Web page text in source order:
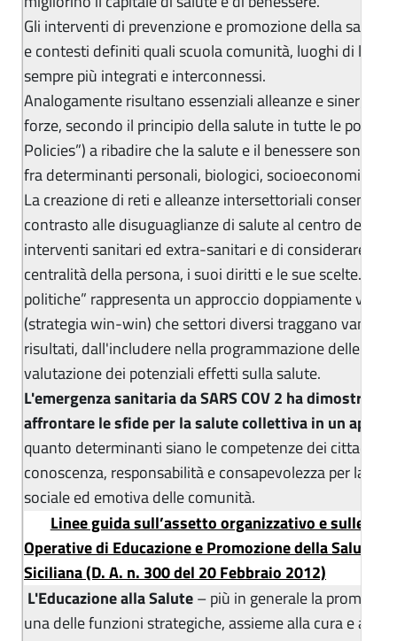
Gli interventi di prevenzione e promozione della salute
e contesti definiti quali scuola comunità, luoghi di
sempre più integrati e interconnessi.
Analogamente risultano essenziali alleanze e sinergie
forze, secondo il principio della salute in tutte le
Policies”) a ribadire che la salute e il benessere sono il
fra determinanti personali, biologici, socioeconomici e
La creazione di reti e alleanze intersettoriali consente
contrasto alle disuguaglianze di salute al centro delle
interventi sanitari ed extra-sanitari e di considerare in
centralità della persona, i suoi diritti e le sue scelte. La
politiche” rappresenta un approccio doppiamente
(strategia win-win) che settori diversi traggano
risultati, dall'includere nella programmazione delle
valutazione dei potenziali effetti sulla salute.
L'emergenza sanitaria da SARS COV 2 ha
affrontare le sfide per la salute collettiva in un
quanto determinanti siano le competenze dei cittadini
conoscenza, responsabilità e consapevolezza per la
sociale ed emotiva delle comunità.
Linee guida sull’assetto organizzativo e sulle
Operative di Educazione e Promozione della Salute
Siciliana (D. A. n. 300 del 20 Febbraio 2012)
L'Educazione alla Salute– più in generale la
una delle funzioni strategiche, assieme alla cura e alla